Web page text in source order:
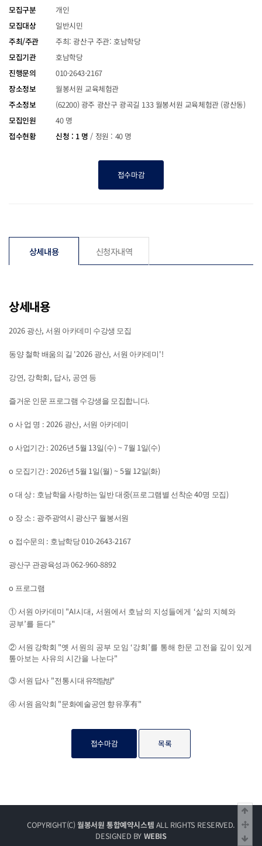
모집구분
개인
모집대상
일반시민
주최/주관
주최: 광산구 주관: 호남학당
모집기관
호남학당
진행문의
010-2643-2167
장소정보
월봉서원 교육체험관
주소정보
(62200) 광주 광산구 광곡길 133 월봉서원 교육체험관 (광산동)
모집인원
40 명
접수현황
신청 : 1 명 / 정원 : 40 명
접수마감
상세내용 신청자내역
상세내용
2026 광산,서원 아카데미 수강생 모집
동양 철학 배움의 길 '2026 광산,서원 아카데미 '!
강연, 강학회 , 답사, 공연 등
즐거운 인문 프로그램 수강생을 모집합니다.
o 사 업 명 : 2026 광산, 서원 아카데미
o 사업기간 : 2026년5월 13일 (수) ~ 7월 1 일(수)
o 모집기간 : 2026년5월 1 일 (월) ~ 5월 12일(화)
o 대 상 : 호남학을 사랑하는 일반 대중(프로그램별 선착순40명 모집)
o 장 소 : 광주광역시 광산구 월봉서원
o 접수문의 : 호남학당010-2643-2167
광산구 관광육성과062-960-8892
o 프로그램
① 서원 아카데미 "AI시대 , 서원에서 호남의 지성들에게 ‘삶의 지혜와
공부’를 듣다"
② 서원 강학회 "옛 서원의 공부 모임 ‘강회 ’를 통해 한문 고전을 깊이 있게
톺아보는 사유의 시간을 나눈다"
③ 서원 답사 "전통시대 유적 탐방"
④ 서원 음악회 "문화예술공연 향유享有"
접수마감 목록
COPYRIGHT(C) 월봉서원 통합예약시스템 ALL RIGHTS RESERVED.
DESIGNED BY WEBIS
중